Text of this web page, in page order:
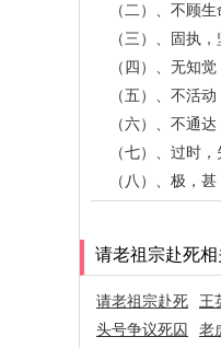
（二）、不顾
（三）、固执
（四）、无知觉
（五）、不活
（六）、不通
（七）、过时
（八）、极，甚
请老祖宗赴死
请老祖宗赴死 王
头号争议死囚
老